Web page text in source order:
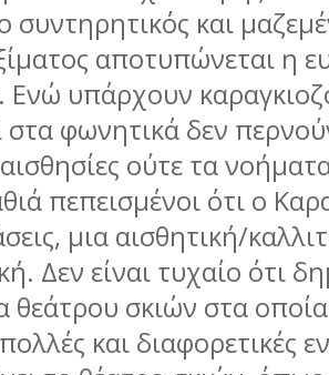
συντηρητικός και
αποτυπώνεται η
Ενώ υπάρχουν
στα φωνητικά δεν
ούτε τα
πεπεισμένοι ότι ο
μια αισθητική/
Δεν είναι τυχαίο ότι
θεάτρου σκιών στα
και διαφορετικές